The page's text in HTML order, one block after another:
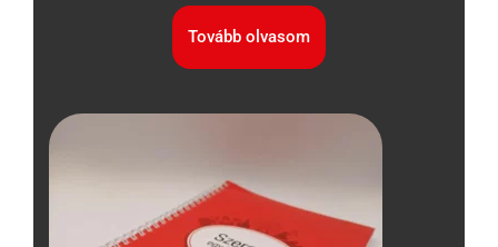
Tovább olvasom